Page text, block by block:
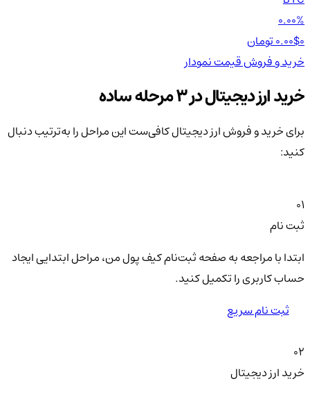
0.00%
0.00$
خرید و فروشقیمتنمودار
خرید ارز دیجیتال در 3 مرحله ساده
برای خرید و فروش ارز دیجیتال کافی‌ست این مراحل را به‌ترتیب دنبال
کنید:
01
ثبت نام
ابتدا با مراجعه به صفحه ثبت‌نام کیف‌ پول من، مراحل ابتدایی ایجاد
حساب کاربری را تکمیل کنید.
ثبت نام سریع
02
خرید ارز دیجیتال